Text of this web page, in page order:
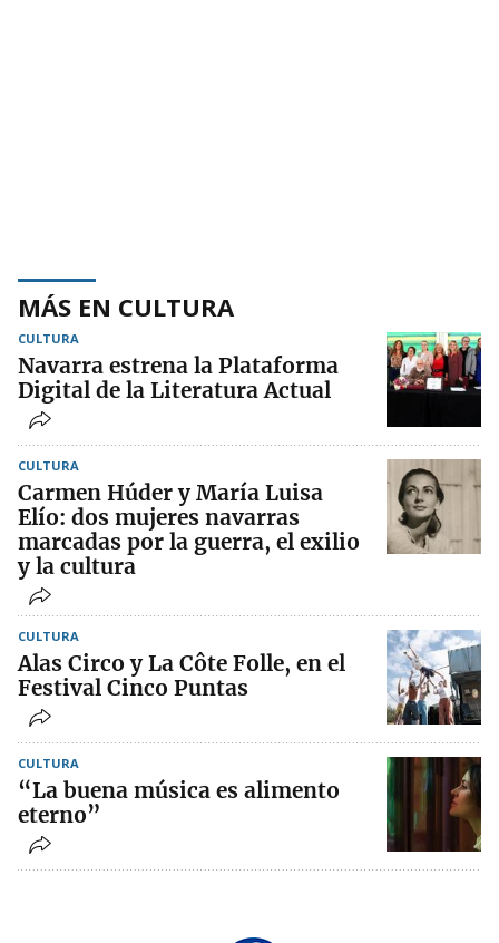
MÁS EN CULTURA
CULTURA
Navarra estrena la Plataforma
Digital de la Literatura Actual
CULTURA
Carmen Húder y María Luisa
Elío: dos mujeres navarras
marcadas por la guerra, el exilio
y la cultura
CULTURA
Alas Circo y La Côte Folle, en el
Festival Cinco Puntas
CULTURA
“La buena música es alimento
eterno”